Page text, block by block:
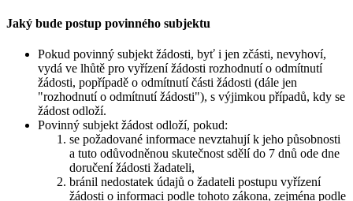
Jaký bude postup povinného subjektu
Pokud povinný subjekt žádosti, byť i jen zčásti, nevyhoví,
vydá ve lhůtě pro vyřízení žádosti rozhodnutí o odmítnutí
žádosti, popřípadě o odmítnutí části žádosti (dále jen
"rozhodnutí o odmítnutí žádosti"), s výjimkou případů, kdy se
žádost odloží.
Povinný subjekt žádost odloží, pokud:
se požadované informace nevztahují k jeho působnosti
a tuto odůvodněnou skutečnost sdělí do 7 dnů ode dne
doručení žádosti žadateli,
bránil nedostatek údajů o žadateli postupu vyřízení
žádosti o informaci podle tohoto zákona, zejména podle